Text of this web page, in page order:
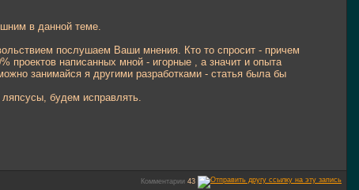
в данной теме.
послушаем Ваши мнения. Кто то спросит - причем
проектов написанных мной - игорные , а значит и опыта
занимайся я другими разработками - статья была бы
будем исправлять.
Комментарии 43